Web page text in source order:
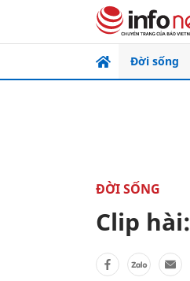
Đời sống
ĐỜI SỐNG
Clip